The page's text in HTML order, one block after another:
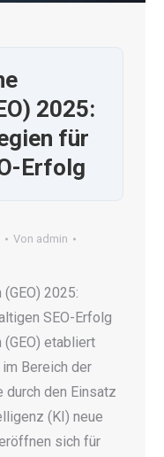
2025:
für
Erfolg
Von admin
2025:
SEO-Erfolg
etabliert
Bereich der
durch den Einsatz
(KI) neue
sich für